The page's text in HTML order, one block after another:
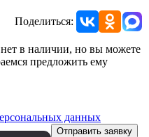
Поделиться:
в наличии, но вы можете
предложить ему
данных
Отправить заявку